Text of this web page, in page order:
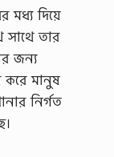
মধ্য দিয়ে
সাথে তার
জন্য
করে মানুষ
নির্গত